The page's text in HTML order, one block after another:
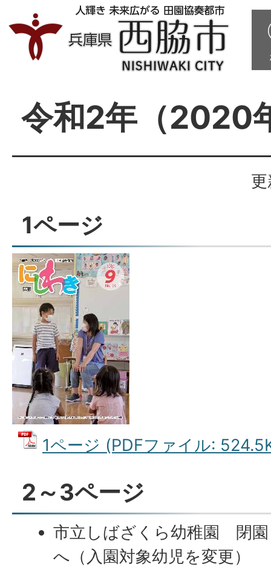
令和2年（2020
1ページ
1ページ (PDFファイル:
2～3ページ
市立しばざくら幼稚園 閉園
へ（入園対象幼児を変更）